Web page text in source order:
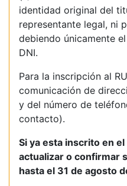
identidad original del
representante legal, ni
debiendo únicamente
DNI.
Para la inscripción al
comunicación de
y del número de
contacto).
Si ya esta inscrito en
actualizar o confirmar
hasta el 31 de agosto